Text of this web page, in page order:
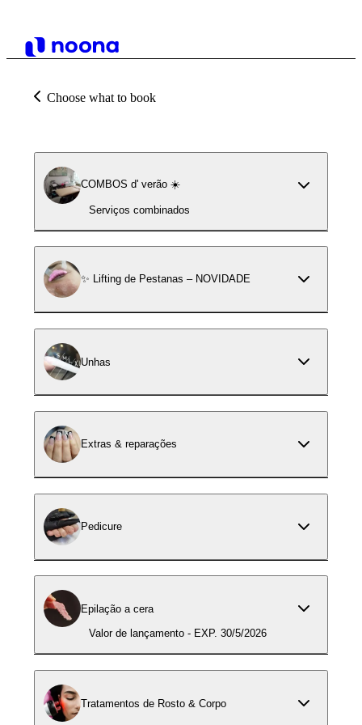
Choose what to book
COMBOS d' verão ☀️
Serviços combinados
✨ Lifting de Pestanas – NOVIDADE
Unhas
Extras & reparações
Pedicure
Epilação a cera
Valor de lançamento - EXP. 30/5/2026
Tratamentos de Rosto & Corpo